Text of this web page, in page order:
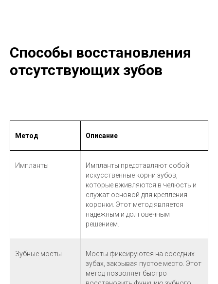
Способы восстановления
отсутствующих зубов
Метод Описание
Импланты
Импланты представляют собой
искусственные корни зубов,
которые вживляются в челюсть и
служат основой для крепления
коронки. Этот метод является
надежным и долговечным
решением.
Зубные мосты
Мосты фиксируются на соседних
зубах, закрывая пустое место. Этот
метод позволяет быстро